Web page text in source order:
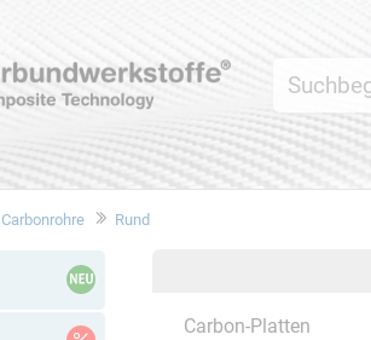
Carbonrohre Rund
Carbon-Platten